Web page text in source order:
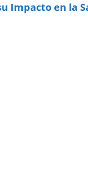
Impacto en la